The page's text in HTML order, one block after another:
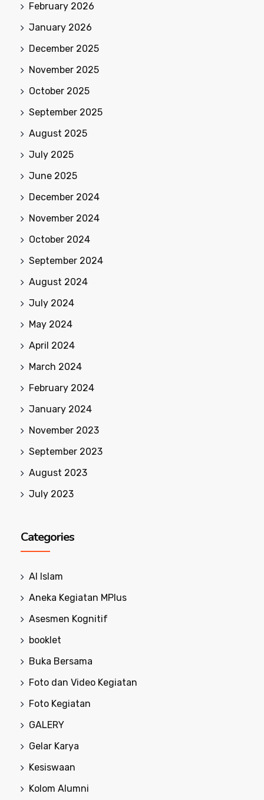
February 2026
January 2026
December 2025
November 2025
October 2025
September 2025
August 2025
July 2025
June 2025
December 2024
November 2024
October 2024
September 2024
August 2024
July 2024
May 2024
April 2024
March 2024
February 2024
January 2024
November 2023
September 2023
August 2023
July 2023
Categories
Al Islam
Aneka Kegiatan MPlus
Asesmen Kognitif
booklet
Buka Bersama
Foto dan Video Kegiatan
Foto Kegiatan
GALERY
Gelar Karya
Kesiswaan
Kolom Alumni